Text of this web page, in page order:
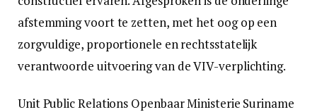
afstemming voort te zetten, met het oog op een
zorgvuldige, proportionele en rechtsstatelijk
verantwoorde uitvoering van de VIV-verplichting.
Unit Public Relations Openbaar Ministerie Suriname